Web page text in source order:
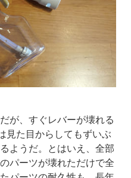
が、すぐレバーが壊れる
見た目からしてもずいぶ
ようだ。とはいえ、全部
パーツが壊れただけで全